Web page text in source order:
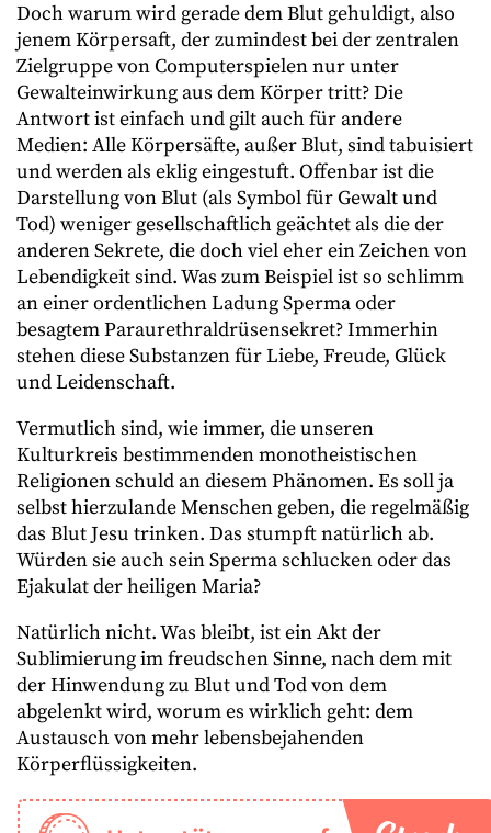
Doch warum wird gerade dem Blut gehuldigt, also
jenem Körpersaft, der zumindest bei der zentralen
Zielgruppe von Computerspielen nur unter
Gewalteinwirkung aus dem Körper tritt? Die
Antwort ist einfach und gilt auch für andere
Medien: Alle Körpersäfte, außer Blut, sind tabuisiert
und werden als eklig eingestuft. Offenbar ist die
Darstellung von Blut (als Symbol für Gewalt und
Tod) weniger gesellschaftlich geächtet als die der
anderen Sekrete, die doch viel eher ein Zeichen von
Lebendigkeit sind. Was zum Beispiel ist so schlimm
an einer ordentlichen Ladung Sperma oder
besagtem Paraurethraldrüsensekret? Immerhin
stehen diese Substanzen für Liebe, Freude, Glück
und Leidenschaft.
Vermutlich sind, wie immer, die unseren
Kulturkreis bestimmenden monotheistischen
Religionen schuld an diesem Phänomen. Es soll ja
selbst hierzulande Menschen geben, die regelmäßig
das Blut Jesu trinken. Das stumpft natürlich ab.
Würden sie auch sein Sperma schlucken oder das
Ejakulat der heiligen Maria?
Natürlich nicht. Was bleibt, ist ein Akt der
Sublimierung im freudschen Sinne, nach dem mit
der Hinwendung zu Blut und Tod von dem
abgelenkt wird, worum es wirklich geht: dem
Austausch von mehr lebensbejahenden
Körperflüssigkeiten.